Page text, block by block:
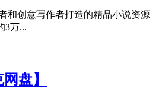
和创意写作者打造的精品小说资源
3万...
盘】